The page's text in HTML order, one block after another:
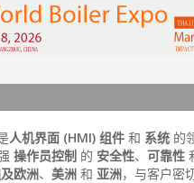
人机界面 (HMI) 组件 和 系统 的
操作员控制 的 安全性、 可靠性
欧洲、 美洲 和 亚洲，与客户密